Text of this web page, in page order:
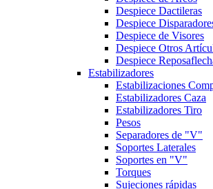
Despiece Dactileras
Despiece
Despiece de Visores
Despiece Otros
Despiece
Estabilizadores
Estabilizaciones
Estabilizadores Caza
Estabilizadores Tiro
Pesos
Separadores de "V"
Soportes Laterales
Soportes en "V"
Torques
Sujeciones rápidas